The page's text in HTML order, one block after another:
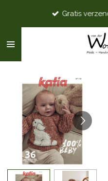
de
Gratis